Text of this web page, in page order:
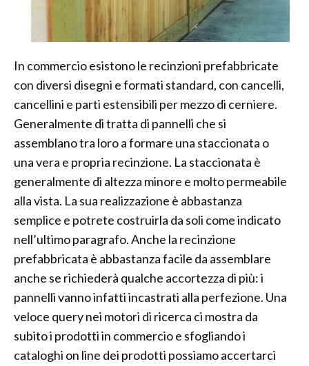
In commercio esistono le recinzioni prefabbricate
con diversi disegni e formati standard, con cancelli,
cancellini e parti estensibili per mezzo di cerniere.
Generalmente di tratta di pannelli che si
assemblano tra loro a formare una staccionata o
una vera e propria recinzione. La staccionata è
generalmente di altezza minore e molto permeabile
alla vista. La sua realizzazione è abbastanza
semplice e potrete costruirla da soli come indicato
nell’ultimo paragrafo. Anche la recinzione
prefabbricata è abbastanza facile da assemblare
anche se richiederà qualche accortezza di più: i
pannelli vanno infatti incastrati alla perfezione. Una
veloce query nei motori di ricerca ci mostra da
subito i prodotti in commercio e sfogliando i
cataloghi on line dei prodotti possiamo accertarci